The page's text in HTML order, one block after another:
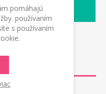
pomáhajú
používaním
s používaním